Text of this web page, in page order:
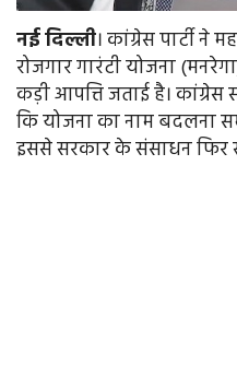
नईदिल्ली। कांग्रेस पार्टी ने
रोजगार गारंटी योजना
कड़ी आपत्ति जताई है। कांग्रेस
कि योजना का नाम बदलना
इससे सरकार के संसाधन फिर